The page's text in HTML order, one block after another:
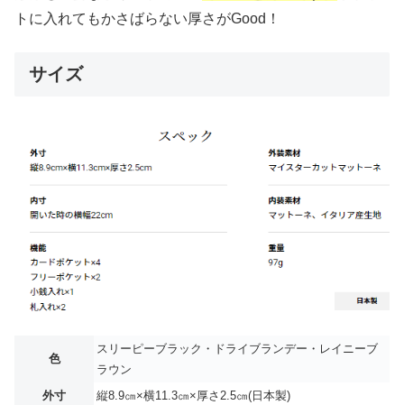
トに入れてもかさばらない厚さがGood！
サイズ
色
スリーピーブラック・ドライブランデー・レイニーブ
ラウン
外寸
縦8.9㎝×横11.3㎝×厚さ2.5㎝(日本製)